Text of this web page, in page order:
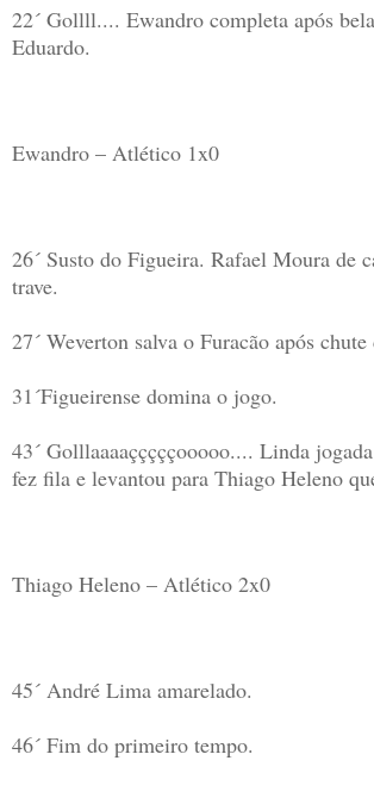
22´ Gollll.... Ewandro completa após
Eduardo.
Ewandro – Atlético 1x0
26´ Susto do Figueira. Rafael Moura de
trave.
27´ Weverton salva o Furacão após
31´Figueirense domina o jogo.
43´ Golllaaaaçççççooooo.... Linda
fez fila e levantou para Thiago Heleno
Thiago Heleno – Atlético 2x0
45´ André Lima amarelado.
46´ Fim do primeiro tempo.